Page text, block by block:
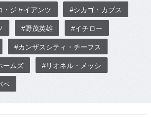
・ジャイアンツ #シカゴ・カブス
#野茂英雄 #イチロー
#カンザスシティ・チーフス
ームズ #リオネル・メッシ
ペ